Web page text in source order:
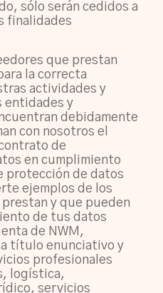
sólo serán cedidos a
finalidades
que prestan
la correcta
actividades y
entidades y
debidamente
con nosotros el
de
en cumplimiento
protección de datos
ejemplos de los
y que pueden
de tus datos
de NWM,
título enunciativo y
profesionales
logística,
servicios